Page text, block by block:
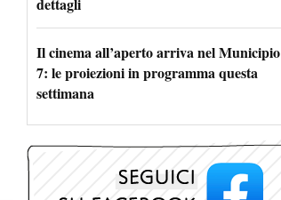
Il cinema all’aperto arriva nel Municipio
7: le proiezioni in programma questa
settimana